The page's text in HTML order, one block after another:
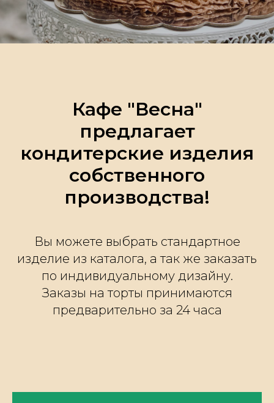
Кафе "Весна"
предлагает
кондитерские изделия
собственного
производства!
Вы можете выбрать стандартное
изделие из каталога, а так же заказать
по индивидуальному дизайну.
Заказы на торты принимаются
предварительно за 24 часа